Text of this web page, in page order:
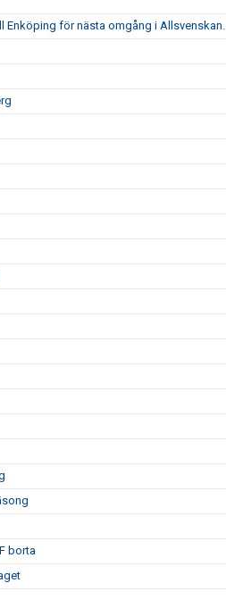
Enköping för nästa omgång i Allsvenskan.
borta